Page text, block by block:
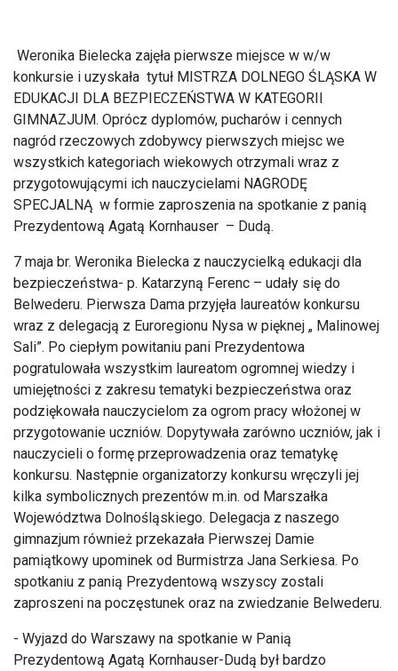
Weronika Bielecka zajęła pierwsze miejsce w w/w
konkursie i uzyskała tytuł MISTRZA DOLNEGO ŚLĄSKA W
EDUKACJI DLA BEZPIECZEŃSTWA W KATEGORII
GIMNAZJUM. Oprócz dyplomów, pucharów i cennych
nagród rzeczowych zdobywcy pierwszych miejsc we
wszystkich kategoriach wiekowych otrzymali wraz z
przygotowującymi ich nauczycielami NAGRODĘ
SPECJALNĄ w formie zaproszenia na spotkanie z panią
Prezydentową Agatą Kornhauser – Dudą.
7 maja br. Weronika Bielecka z nauczycielką edukacji dla
bezpieczeństwa- p. Katarzyną Ferenc – udały się do
Belwederu. Pierwsza Dama przyjęła laureatów konkursu
wraz z delegacją z Euroregionu Nysa w pięknej „ Malinowej
Sali”. Po ciepłym powitaniu pani Prezydentowa
pogratulowała wszystkim laureatom ogromnej wiedzy i
umiejętności z zakresu tematyki bezpieczeństwa oraz
podziękowała nauczycielom za ogrom pracy włożonej w
przygotowanie uczniów. Dopytywała zarówno uczniów, jak i
nauczycieli o formę przeprowadzenia oraz tematykę
konkursu. Następnie organizatorzy konkursu wręczyli jej
kilka symbolicznych prezentów m.in. od Marszałka
Województwa Dolnośląskiego. Delegacja z naszego
gimnazjum również przekazała Pierwszej Damie
pamiątkowy upominek od Burmistrza Jana Serkiesa. Po
spotkaniu z panią Prezydentową wszyscy zostali
zaproszeni na poczęstunek oraz na zwiedzanie Belwederu.
- Wyjazd do Warszawy na spotkanie w Panią
Prezydentową Agatą Kornhauser-Dudą był bardzo